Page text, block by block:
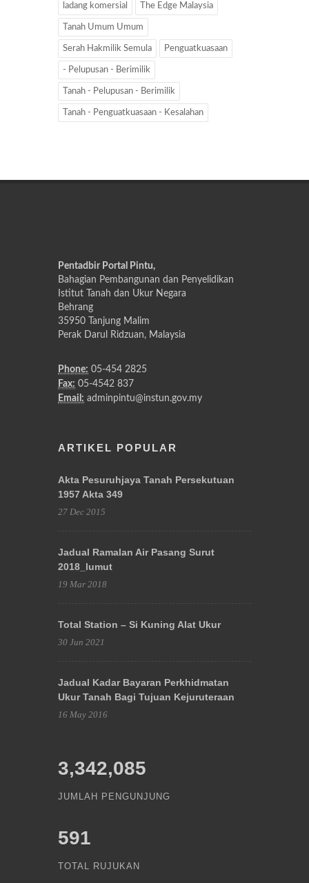
ladang komersial The Edge Malaysia
Tanah Umum Umum
Serah Hakmilik Semula Penguatkuasaan
- Pelupusan - Berimilik
Tanah - Pelupusan - Berimilik
Tanah - Penguatkuasaan - Kesalahan
Pentadbir Portal Pintu,
Bahagian Pembangunan dan Penyelidikan
Istitut Tanah dan Ukur Negara
Behrang
35950 Tanjung Malim
Perak Darul Ridzuan, Malaysia
Phone: 05-454 2825
Fax: 05-4542 837
Email: adminpintu@instun.gov.my
ARTIKEL POPULAR
Akta Pesuruhjaya Tanah Persekutuan
1957 Akta 349
27 Dec 2015
Jadual Ramalan Air Pasang Surut
2018_lumut
19 Mar 2018
Total Station – Si Kuning Alat Ukur
30 Jun 2021
Jadual Kadar Bayaran Perkhidmatan
Ukur Tanah Bagi Tujuan Kejuruteraan
16 May 2016
3,342,085
JUMLAH PENGUNJUNG
591
TOTAL RUJUKAN